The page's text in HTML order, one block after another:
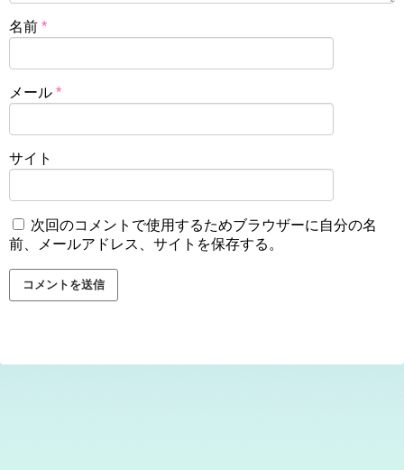
名前 *
メール *
サイト
次回のコメントで使用するためブラウザーに自分の名
前、メールアドレス、サイトを保存する。